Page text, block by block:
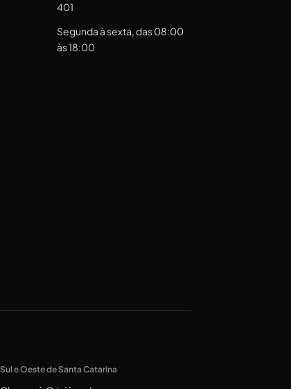
401
Segunda à sexta, das 08:00
às 18:00
Sul e Oeste de Santa Catarina